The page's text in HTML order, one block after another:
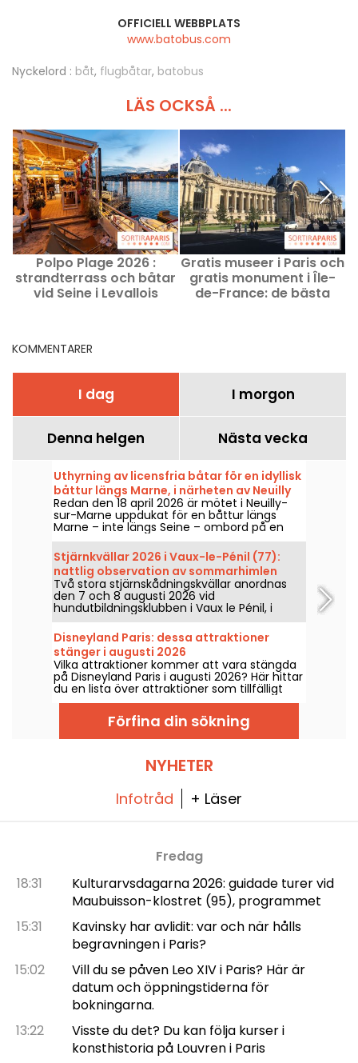
OFFICIELL WEBBPLATS
www.batobus.com
Nyckelord : båt, flugbåtar, batobus
LÄS OCKSÅ ...
Polpo Plage 2026 :
strandterrass och båtar
vid Seine i Levallois
Gratis museer i Paris och
gratis monument i Île-
de-France: de bästa
KOMMENTARER
I dag I morgon
Denna helgen Nästa vecka
Uthyrning av licensfria båtar för en idyllisk
båttur längs Marne, i närheten av Neuilly
(93)
Redan den 18 april 2026 är mötet i Neuilly-
sur-Marne uppdukat för en båttur längs
Marne – inte längs Seine – ombord på en
båt där inget körkort krävs.
Stjärnkvällar 2026 i Vaux-le-Pénil (77):
nattlig observation av sommarhimlen
Två stora stjärnskådningskvällar anordnas
den 7 och 8 augusti 2026 vid
hundutbildningsklubben i Vaux le Pénil, i
samband med den nya upplagan av
Stjärnornas nätter.
Disneyland Paris: dessa attraktioner
stänger i augusti 2026
Vilka attraktioner kommer att vara stängda
på Disneyland Paris i augusti 2026? Här hittar
du en lista över attraktioner som tillfälligt
inte är tillgängliga på grund av underhåll eller
renovering – så kan du planera ditt besök i
Disney-parkerna.Förfina din sökning
NYHETER
Infotråd + Läser
Fredag
18:31
Kulturarvsdagarna 2026: guidade turer vid
Maubuisson-klostret (95), programmet
15:31
Kavinsky har avlidit: var och när hålls
begravningen i Paris?
15:02
Vill du se påven Leo XIV i Paris? Här är
datum och öppningstiderna för
bokningarna.
13:22
Visste du det? Du kan följa kurser i
konsthistoria på Louvren i Paris